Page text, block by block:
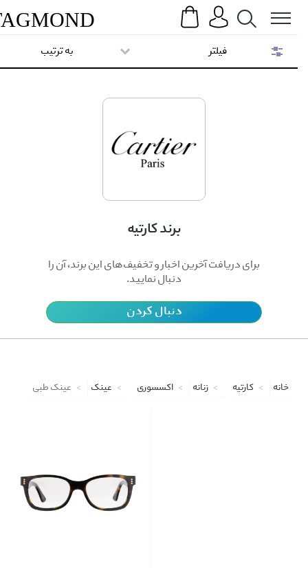
Search
TAGMOND
برند کارتیه
برای دریافت آخرین اخبار و تخفیف‌های این برند، آن را
دنبال نمایید.
دنبال کردن
به ترتیب
خانه کارتیه زنانه اکسسوری عینک عینک طبی
فیلتر